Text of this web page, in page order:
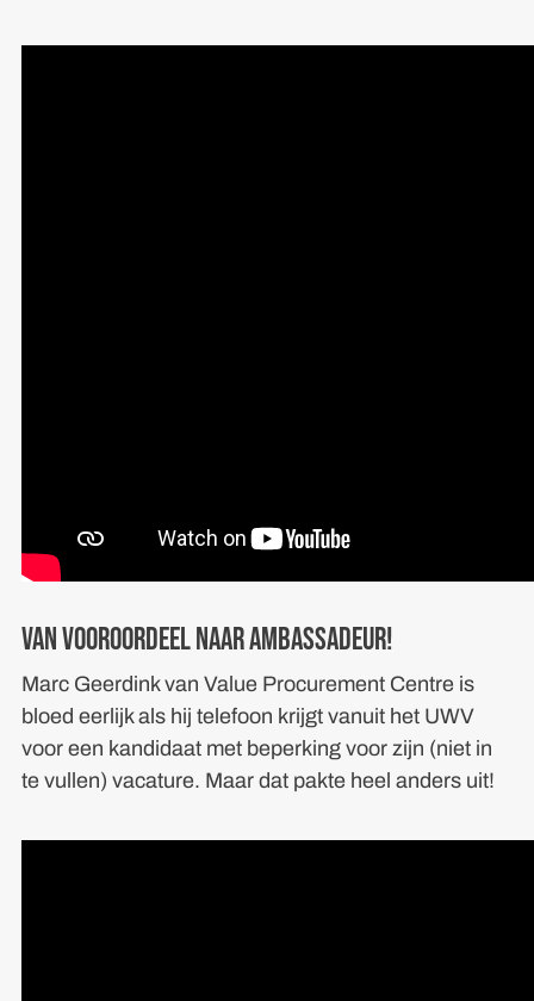
Van vooroordeel naar ambassadeur!
Marc Geerdink van Value Procurement Centre is
bloed eerlijk als hij telefoon krijgt vanuit het UWV
voor een kandidaat met beperking voor zijn (niet in
te vullen) vacature. Maar dat pakte heel anders uit!